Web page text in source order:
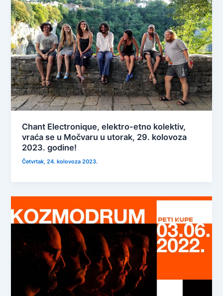
Chant Electronique, elektro-etno kolektiv,
vraća se u Močvaru u utorak, 29. kolovoza
2023. godine!
Četvrtak, 24. kolovoza 2023.